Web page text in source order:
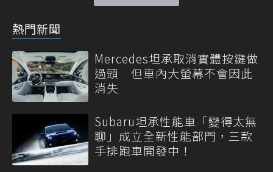
熱門新聞
Mercedes坦承取消實體按鍵做
過頭 但車內大螢幕不會因此
消失
Subaru坦承性能車「變得太無
聊」成立全新性能部門，三款
手排跑車開發中！